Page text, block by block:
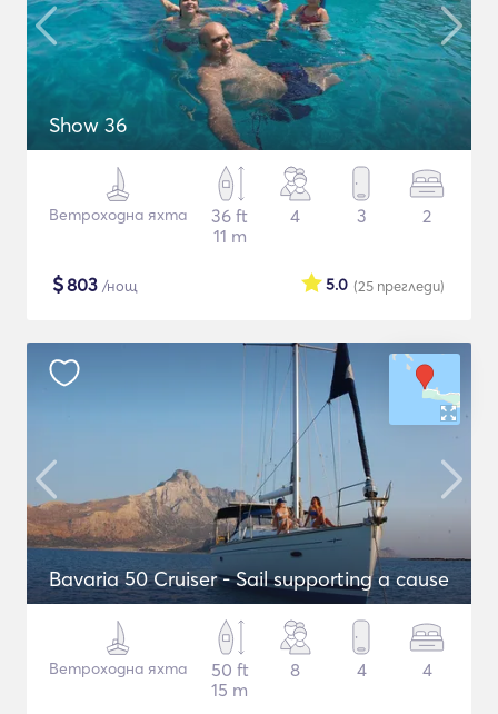
Show 36
Ветроходна яхта
36 ft
11 m
4 3 2
$803 /нощ (25 прегледи)
5.0
Bavaria 50 Cruiser - Sail supporting a cause
Ветроходна яхта
50 ft
15 m
8 4 4